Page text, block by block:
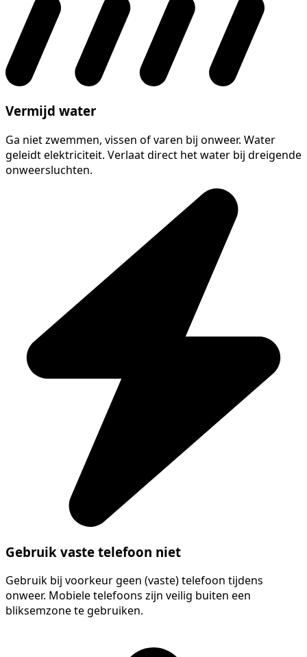
Vermijd water
Ga niet zwemmen, vissen of varen bij onweer. Water
geleidt elektriciteit. Verlaat direct het water bij dreigende
onweersluchten.
Gebruik vaste telefoon niet
Gebruik bij voorkeur geen (vaste) telefoon tijdens
onweer. Mobiele telefoons zijn veilig buiten een
bliksemzone te gebruiken.